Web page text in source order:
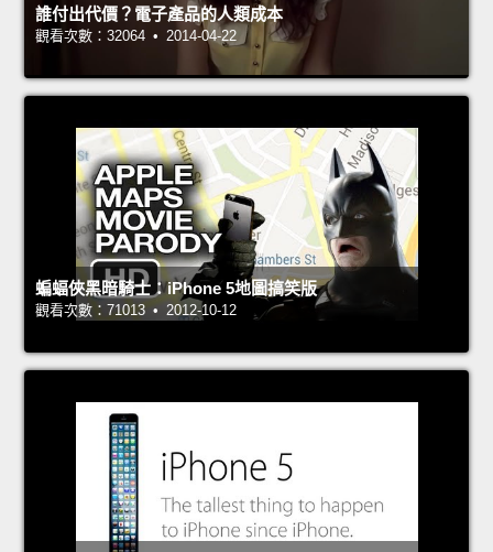
誰付出代價？電子產品的人類成本
觀看次數：32064 • 2014-04-22
蝙蝠俠黑暗騎士：iPhone 5地圖搞笑版
觀看次數：71013 • 2012-10-12